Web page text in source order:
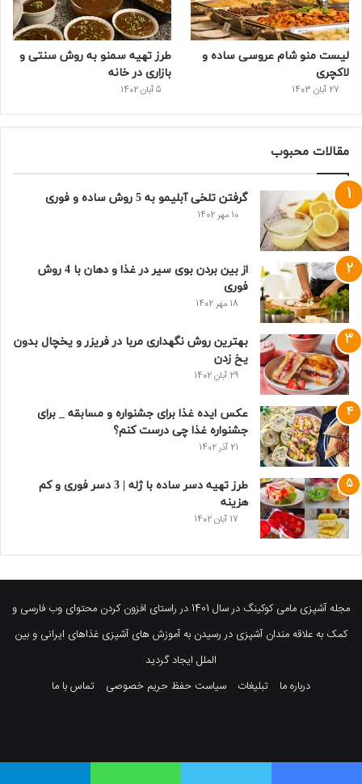
لیست منو شام عروسی ساده و
لاکچری
27 آبان 1403
طرز تهیه سمنو به روش سنتی و
بازاری در خانه
5 آبان 1402
مقالات محبوب
گرفتن تلخی آبلیمو به 5 روش ساده و فوری
10 مهر 1402
از بین بردن بوی سیر در غذا و دهان با 4 روش
فوری
18 مهر 1402
بهترین روش نگهداری مربا در فریزر و یخچال بدون
یخ زدن
29 آبان 1402
عکس ایده غذا برای جشنواره و مسابقه _ برای
جشنواره غذا چی درست کنم؟
21 آذر 1402
طرز تهیه دسر ساده با ژله | 3 دسر فوری و کم
هزینه
17 آبان 1402
مجله آشپزی مامی کوکینگ در سال 1401 در راستای افزون کردن محتوای وب فارسی و
کمک به علاقه مندان آشپزی در رسیدن به آموزش های آشپزی غذاهای ایرانی و بین
الملل ایجاد گردید
درباره ما
تبلیغات سیاست حفظ حریم خصوصی تماس با ما